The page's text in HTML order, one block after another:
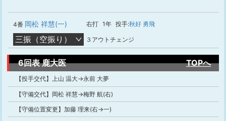
4番 岡松 祥慧(一) 右打 1年 投手:秋好 勇飛
三振（空振り） ３アウトチェンジ
6回表 鹿大医 TOPへ
【投手交代】上山 温大→永前 大夢
【守備交代】岡松 祥慧→梅野 航(右)
【守備位置変更】加藤 理来(右→一)